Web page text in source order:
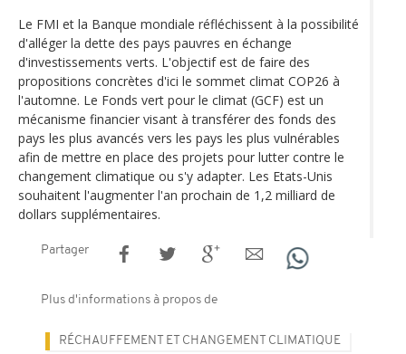
Le FMI et la Banque mondiale réfléchissent à la possibilité
d'alléger la dette des pays pauvres en échange
d'investissements verts. L'objectif est de faire des
propositions concrètes d'ici le sommet climat COP26 à
l'automne. Le Fonds vert pour le climat (GCF) est un
mécanisme financier visant à transférer des fonds des
pays les plus avancés vers les pays les plus vulnérables
afin de mettre en place des projets pour lutter contre le
changement climatique ou s'y adapter. Les Etats-Unis
souhaitent l'augmenter l'an prochain de 1,2 milliard de
dollars supplémentaires.
Partager
Plus d'informations à propos de
RÉCHAUFFEMENT ET CHANGEMENT CLIMATIQUE